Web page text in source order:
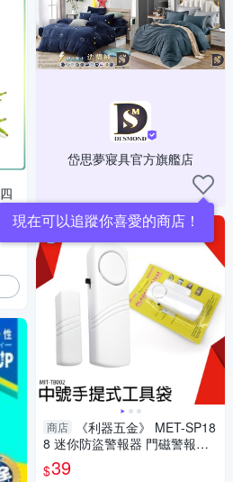
岱思夢寢具官方旗艦店
現在可以追蹤你喜愛的商店！
商店
《利器五金》 MET-SP18
8 迷你防盜警報器 門磁警報器
迷你防盜警報器
$39